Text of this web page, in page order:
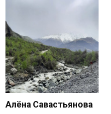
Алёна Савастьянова